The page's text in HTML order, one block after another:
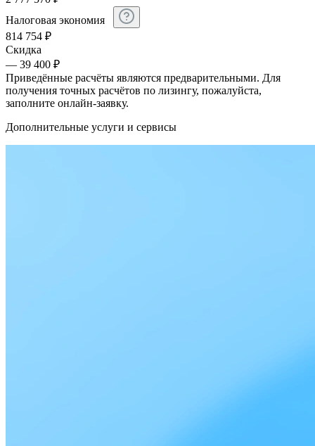
Налоговая экономия
814 754 ₽
Скидка
— 39 400 ₽
Приведённые расчёты являются предварительными. Для
получения точных расчётов по лизингу, пожалуйста,
заполните онлайн-заявку.
Дополнительные услуги и сервисы